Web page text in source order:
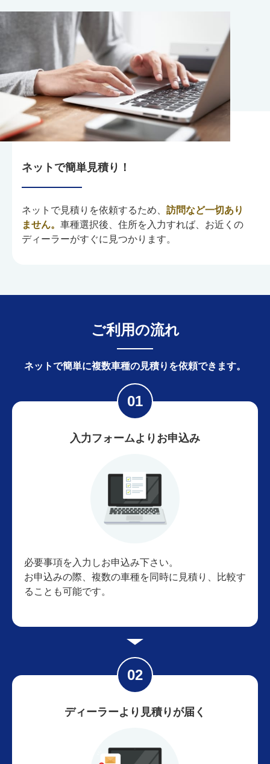
ネットで簡単見積り！
ネットで見積りを依頼するため、 訪問など一切あり
ません。 車種選択後、住所を入力すれば、お近くの
ディーラーがすぐに見つかります。
ご利用の流れ
ネットで簡単に複数車種の見積りを依頼できます。
入力フォームよりお申込み
必要事項を入力しお申込み下さい。
お申込みの際、複数の車種を同時に見積り、比較す
ることも可能です。
ディーラーより見積りが届く